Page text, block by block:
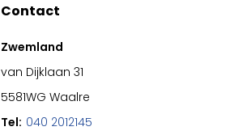
Contact
Zwemland
van Dijklaan 31
5581WG Waalre
Tel: 040 2012145